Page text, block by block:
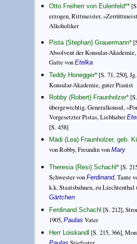
Otto Freiherr von Eulenfeld**
erzogen, Rittmeister,
Alkoholiker
Pista (Stephan) Grauermann*
Absolvent der Konsular-
Gatte vonEtelka
Teddy Honegger* [S. 71, 250],
Konsular-Akademie, guter Pianist
Robby (Robert) Fraunholzer*
übergewichtig, Generalkonsul,
Vorgesetzter Pistas, Liebhaber
[S. 458]
Mädi (Lea) Fraunholzer, geb.
von Robby, Freundin vonMary
Theresia (Resi) Schachl* [S.
Schwester vonFerdinand, Tante
k.k. Staatsbahnen, zu
Gärtchen
Ferdinand Schachl [S. 212],
1905,Paulas Vater
Herr Loiskandl [S. 215, 366],